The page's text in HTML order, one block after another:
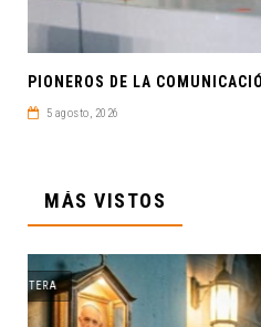
5 agosto, 2026
MÁS VISTOS
CANTERA